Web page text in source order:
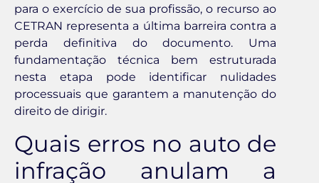
para o exercício de sua profissão, o recurso ao
CETRAN representa a última barreira contra a
perda definitiva do documento. Uma
fundamentação técnica bem estruturada
nesta etapa pode identificar nulidades
processuais que garantem a manutenção do
direito de dirigir.
Quais erros no auto de
infração anulam a